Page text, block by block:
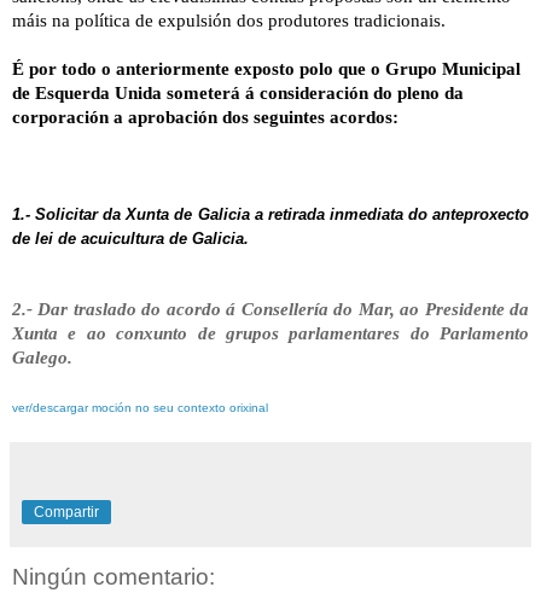
máis na política de expulsión dos produtores tradicionais.
É por todo o anteriormente exposto polo que o Grupo Municipal
de Esquerda Unida someterá á consideración do pleno da
corporación a aprobación dos seguintes acordos:
1.- Solicitar da Xunta de Galicia a retirada inmediata do anteproxecto
de lei de acuicultura de Galicia.
2.- Dar traslado do acordo á Consellería do Mar, ao Presidente da
Xunta e ao conxunto de grupos parlamentares do Parlamento
Galego.
ver/descargar moción no seu contexto orixinal
Compartir
Ningún comentario: